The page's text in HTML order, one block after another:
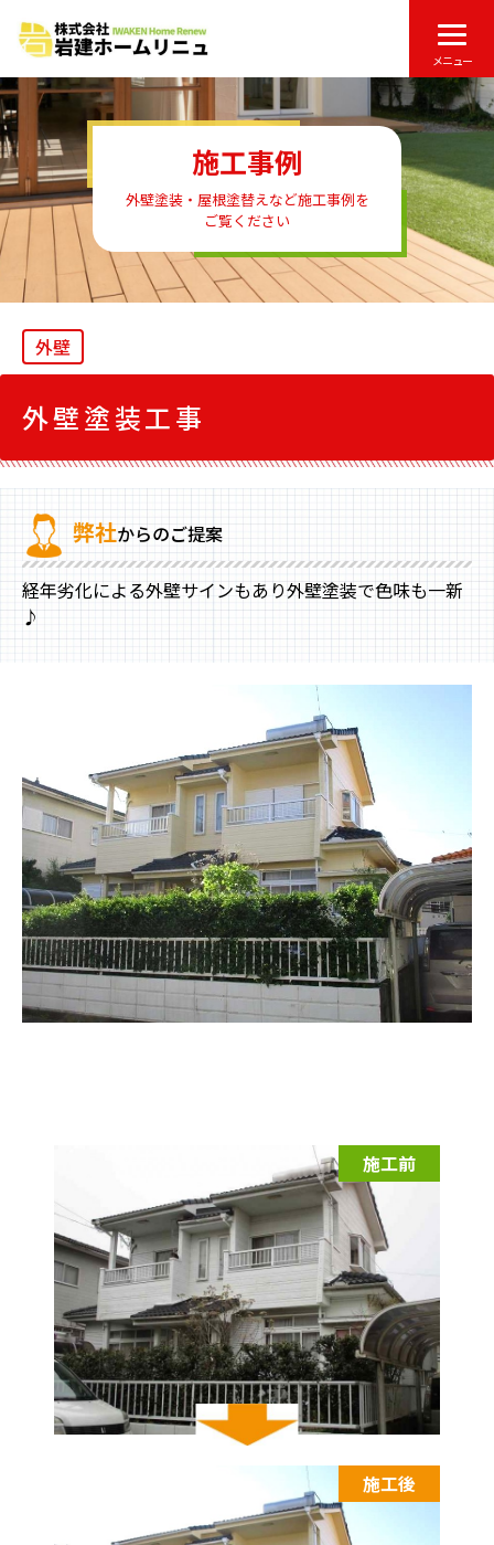
メニュー
施工事例
外壁塗装・屋根塗替えなど施工事例を
ご覧ください
外壁
外壁塗装工事
弊社からのご提案
経年劣化による外壁サインもあり外壁塗装で色味も一新
♪
施工前
施工後